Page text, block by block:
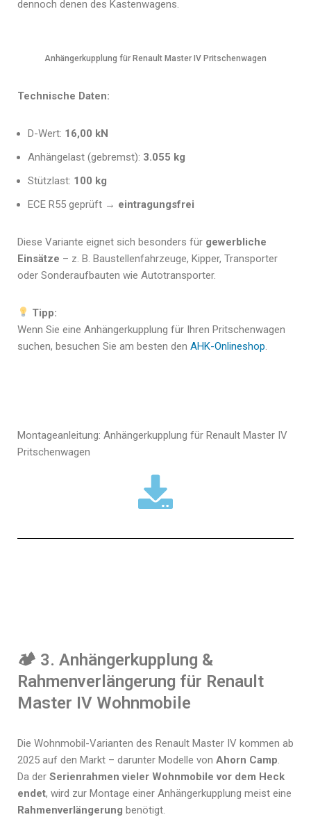
dennoch denen des Kastenwagens.
Anhängerkupplung für Renault Master IV Pritschenwagen
Technische Daten:
D-Wert: 16,00 kN
Anhängelast (gebremst): 3.055 kg
Stützlast: 100 kg
ECE R55 geprüft → eintragungsfrei
Diese Variante eignet sich besonders für gewerbliche
Einsätze – z. B. Baustellenfahrzeuge, Kipper, Transporter
oder Sonderaufbauten wie Autotransporter.
Tipp:
Wenn Sie eine Anhängerkupplung für Ihren Pritschenwagen
suchen, besuchen Sie am besten den AHK-Onlineshop
Montageanleitung: Anhängerkupplung für Renault Master IV
Pritschenwagen
🏕️ 3. Anhängerkupplung &
Rahmenverlängerung für Renault
Master IV Wohnmobile
Die Wohnmobil-Varianten des Renault Master IV kommen ab
2025 auf den Markt – darunter Modelle von Ahorn Camp
Da der Serienrahmen vieler Wohnmobile vor dem Heck
endet, wird zur Montage einer Anhängerkupplung meist eine
Rahmenverlängerung benötigt.